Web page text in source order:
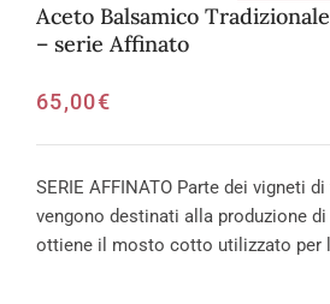
Aceto Balsamico
– serie Affinato
65,00€
SERIE AFFINATO Parte dei vigneti
vengono destinati alla produzione
ottiene il mosto cotto utilizzato per